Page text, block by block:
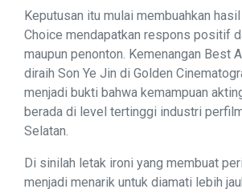
Keputusan itu mulai membuahkan
Choice mendapatkan respons positif
maupun penonton. Kemenangan Best
diraih Son Ye Jin di Golden
menjadi bukti bahwa kemampuan
berada di level tertinggi industri
Selatan.
Di sinilah letak ironi yang membuat
menjadi menarik untuk diamati lebih